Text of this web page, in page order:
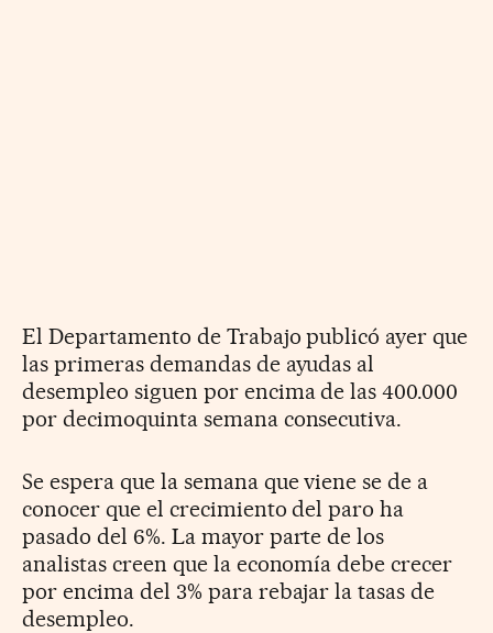
El Departamento de Trabajo publicó ayer que
las primeras demandas de ayudas al
desempleo siguen por encima de las 400.000
por decimoquinta semana consecutiva.
Se espera que la semana que viene se de a
conocer que el crecimiento del paro ha
pasado del 6%. La mayor parte de los
analistas creen que la economía debe crecer
por encima del 3% para rebajar la tasas de
desempleo.